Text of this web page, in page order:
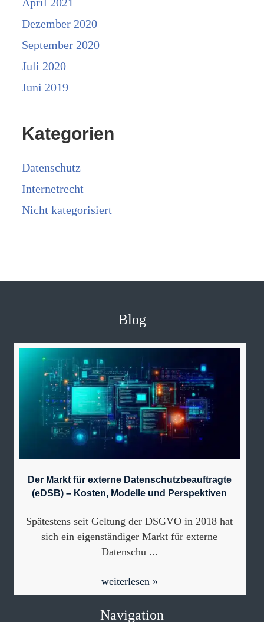
Dezember 2020
September 2020
Juli 2020
Juni 2019
Kategorien
Datenschutz
Internetrecht
Nicht kategorisiert
Blog
Der Markt für externe Datenschutzbeauftragte
(eDSB) – Kosten, Modelle und Perspektiven
Spätestens seit Geltung der DSGVO in 2018 hat
sich ein eigenständiger Markt für externe
Datenschu ...
weiterlesen »
Navigation